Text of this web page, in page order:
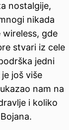
nostalgije,
nikada
gde
stvari iz cele
jedni
još više
nam na
i koliko